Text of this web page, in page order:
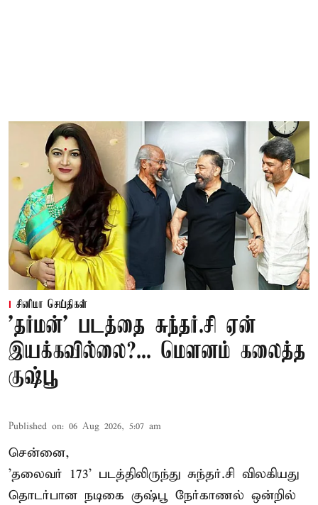
சினிமா செய்திகள்
'தர்மன்' படத்தை சுந்தர்.சி ஏன்
இயக்கவில்லை?... மௌனம் கலைத்த
குஷ்பூ
Published on: 06 Aug 2026, 5:07 am
சென்னை,
'தலைவர் 173' படத்திலிருந்து சுந்தர்.சி விலகியது
தொடர்பான நடிகை குஷ்பூ நேர்காணல் ஒன்றில்